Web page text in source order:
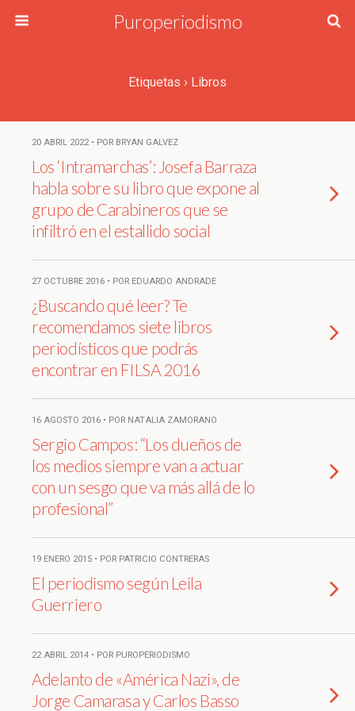
Puroperiodismo
Etiquetas › Libros
20 ABRIL 2022 • POR BRYAN GALVEZ
Los ‘Intramarchas’: Josefa Barraza
habla sobre su libro que expone al
grupo de Carabineros que se
infiltró en el estallido social
27 OCTUBRE 2016 • POR EDUARDO ANDRADE
¿Buscando qué leer? Te
recomendamos siete libros
periodísticos que podrás
encontrar en FILSA 2016
16 AGOSTO 2016 • POR NATALIA ZAMORANO
Sergio Campos: “Los dueños de
los medios siempre van a actuar
con un sesgo que va más allá de lo
profesional”
19 ENERO 2015 • POR PATRICIO CONTRERAS
El periodismo según Leila
Guerriero
22 ABRIL 2014 • POR PUROPERIODISMO
Adelanto de «América Nazi», de
Jorge Camarasa y Carlos Basso